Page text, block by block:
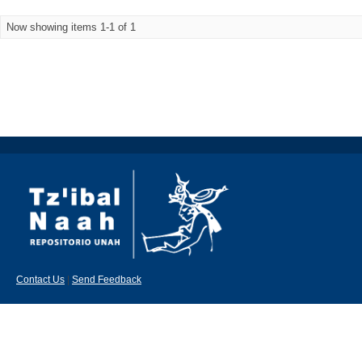
Now showing items 1-1 of 1
Contact Us Send Feedback